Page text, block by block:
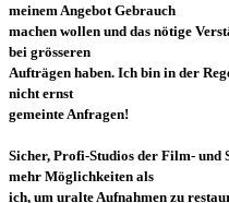
meinem Angebot Gebrauch
machen wollen und das nötige
bei grösseren
Aufträgen haben. Ich bin in der
nicht ernst
gemeinte Anfragen!
Sicher, Profi-Studios der Film-
mehr Möglichkeiten als
ich, um uralte Aufnahmen zu